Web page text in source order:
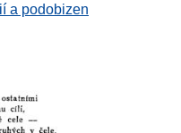
a podobizen